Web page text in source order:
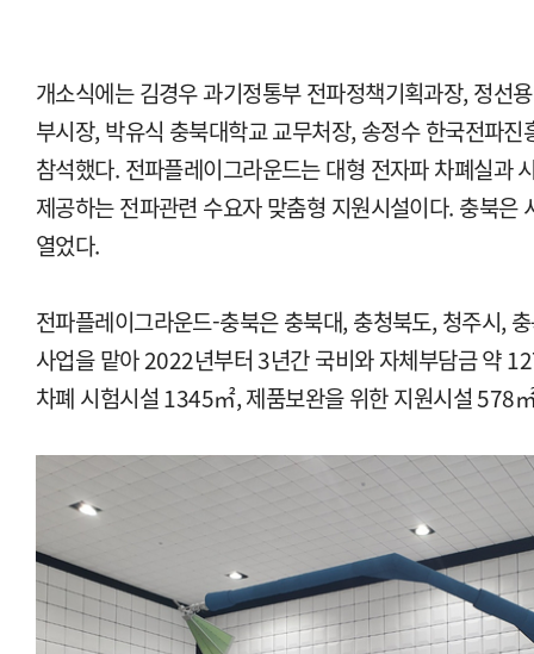
개소식에는 김경우 과기정통부 전파정책기획과장, 정선
부시장, 박유식 충북대학교 교무처장, 송정수 한국전파
참석했다. 전파플레이그라운드는 대형 전자파 차폐실과
제공하는 전파관련 수요자 맞춤형 지원시설이다. 충북은
열었다.
전파플레이그라운드-충북은 충북대, 충청북도, 청주시,
사업을 맡아 2022년부터 3년간 국비와 자체부담금 약
차폐 시험시설 1345㎡, 제품보완을 위한 지원시설 578